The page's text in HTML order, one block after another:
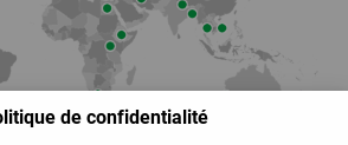
de confidentialité